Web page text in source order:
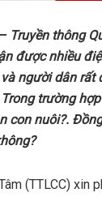
thông
được nhiều
người dân
trường
con nuôi?.
(TTLCC) xin